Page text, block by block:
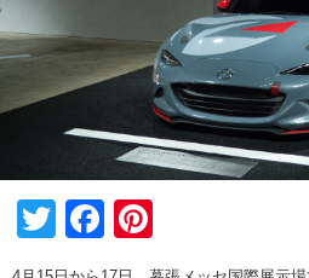
TwitterFacebook